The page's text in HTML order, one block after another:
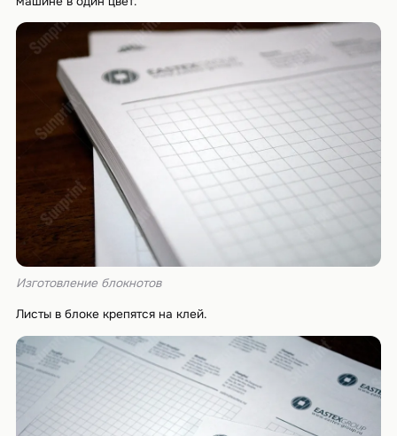
Изготовление блокнотов
Листы в блоке крепятся на клей.